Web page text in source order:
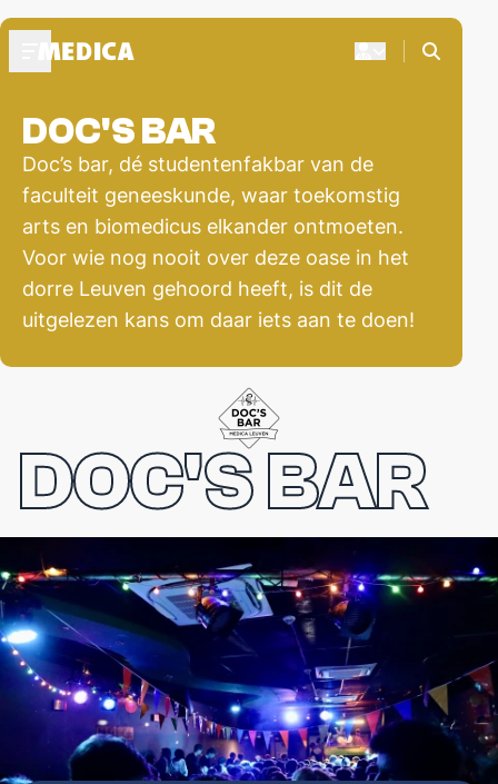
OVER MEDICA
Praesidium 2025-2026
Medica's Structuur
Presides Medicae
CURSUSDIENST
Bestel je boeken
Webshop biomedisch leermateriaal
BLIJF OP DE HOOGTE
Akuut+
Medica's Bureau
Opportunities
EVENTS
Galabal 2026 - A Night On Park Avenue
Development
Fotogalerij
EERSTEJAARSWERKING
Eerstejaarsactiviteiten
Startersdagen
DOC'S BAR
Doc’s bar, dé studentenfakbar van de
faculteit geneeskunde, waar toekomstig
arts en biomedicus elkander ontmoeten.
Voor wie nog nooit over deze oase in het
dorre Leuven gehoord heeft, is dit de
uitgelezen kans om daar iets aan te doen!
DOC'S BAR